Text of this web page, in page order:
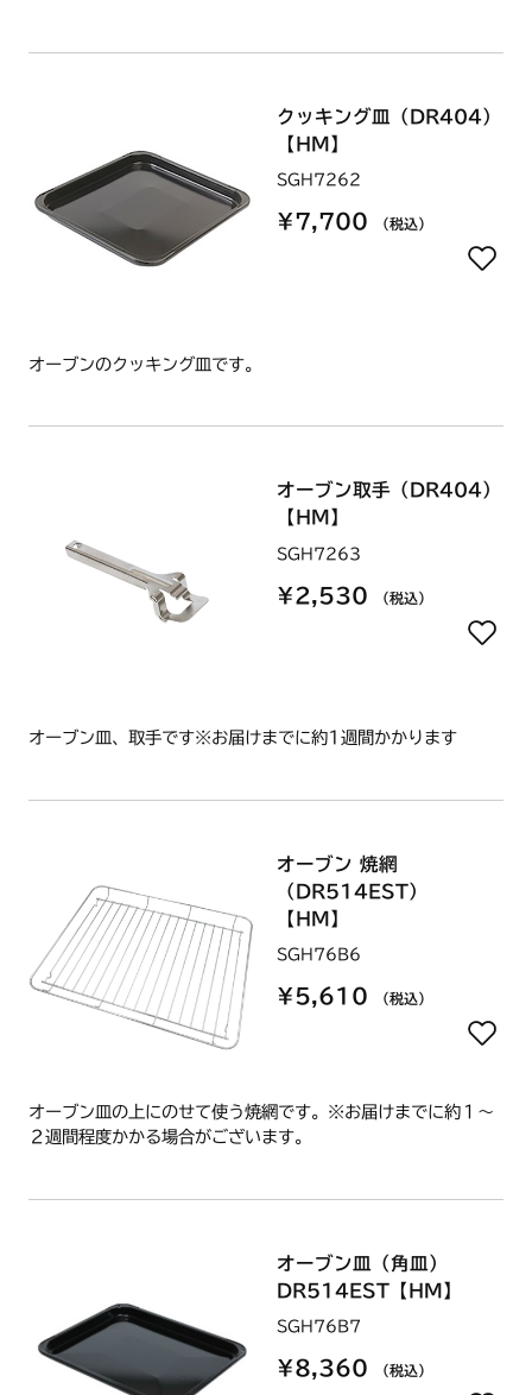
クッキング皿（DR404）
【HM】
SGH7262
¥7,700 （税込）
オーブンのクッキング皿です。
オーブン取手（DR404）
【HM】
SGH7263
¥2,530 （税込）
オーブン皿、取手です※お届けまでに約1週間かかります
オーブン 焼網
（DR514EST）
【HM】
SGH76B6
¥5,610 （税込）
オーブン皿の上にのせて使う焼網です。※お届けまでに約１～
２週間程度かかる場合がございます。
オーブン皿（角皿）
DR514EST【HM】
SGH76B7
¥8,360 （税込）